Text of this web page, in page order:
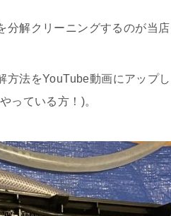
分解クリーニングするのが当
方法をYouTube動画にアップ
っている方！)。